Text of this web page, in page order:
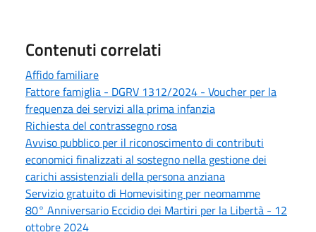
Contenuti correlati
Affido familiare
Fattore famiglia - DGRV 1312/2024 - Voucher per la
frequenza dei servizi alla prima infanzia
Richiesta del contrassegno rosa
Avviso pubblico per il riconoscimento di contributi
economici finalizzati al sostegno nella gestione dei
carichi assistenziali della persona anziana
Servizio gratuito di Homevisiting per neomamme
80° Anniversario Eccidio dei Martiri per la Libertà - 12
ottobre 2024